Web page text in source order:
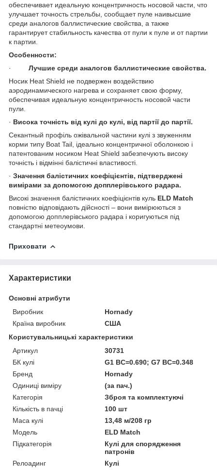
обеспечивает идеальную концентричность носовой части, что
улучшает точность стрельбы, сообщает пуле наивысшие
среди аналогов баллистические свойства, а также
гарантирует стабильность качества от пули к пуле и от партии
к партии.
Особенности:
· Лучшие среди аналогов баллистические свойства.
Носик Heat Shield не подвержен воздействию
аэродинамического нагрева и сохраняет свою форму,
обеспечивая идеальную концентричность носовой части
пули.
· Висока точність від кулі до кулі, від партії до партії.
Секантный профіль ожівальной частини кулі з звуженням
корми типу Boat Tail, ідеально концентричної оболонкою і
патентованим носиком Heat Shield забезпечують високу
точність і відмінні балістичні властивості.
· Значення балістичних коефіцієнтів, підтверджені
вимірами за допомогою допплерівського радара.
Високі значення балістичних коефіцієнтів куль ELD Match
повністю відповідають дійсності – вони вимірюються з
допомогою допплерівського радара і коригуються під
стандартні метеоумови.
Приховати
Характеристики
Основні атрибути
Виробник
Hornady
Країна виробник
США
Користувальницькі характеристики
Артикул
30731
БК кулі
G1 BC=0.690; G7 BC=0.348
Бренд
Hornady
Одиниці виміру
(за пач.)
Категорія
Зброя та комплектуючі
Кількість в пачці
100 шт
Маса кулі
13,48 м/208 гр
Модель
ELD Match
Підкатегорія
Кулі для спорядження
патронів
Релоадинг
Кулі